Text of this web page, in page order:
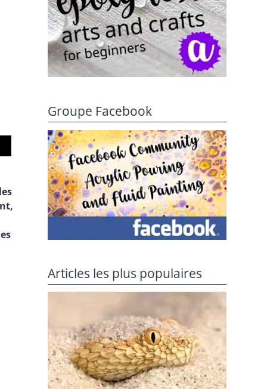
Groupe Facebook
Articles les plus populaires